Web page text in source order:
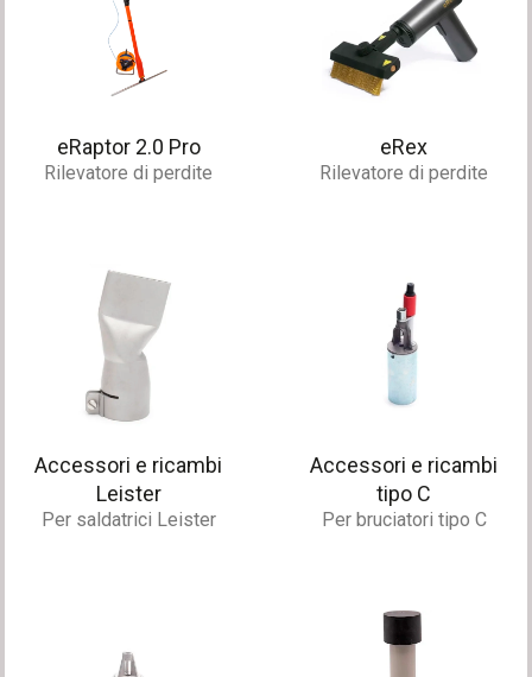
eRaptor 2.0 Pro
Rilevatore di perdite
eRex
Rilevatore di perdite
Accessori e ricambi
Leister
Per saldatrici Leister
Accessori e ricambi
tipo C
Per bruciatori tipo C